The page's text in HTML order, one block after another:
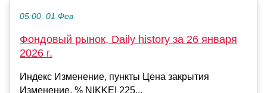
05:00, 01 Фев
Фондовый рынок, Daily history за 26 января
2026 г.
Индекс Изменение, пункты Цена закрытия
Изменение, % NIKKEI 225...